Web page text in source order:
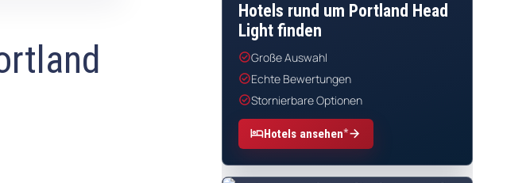
Hotels rund um Portland Head
Light finden
check_circleGroße Auswahl
check_circleEchte Bewertungen
check_circleStornierbare Optionen
hotelHotels ansehen*arrow_forward